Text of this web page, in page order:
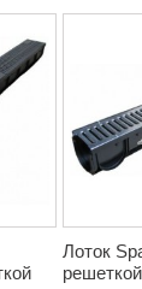
Лоток
решеткой